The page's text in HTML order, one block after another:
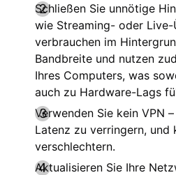
Schließen Sie unnötige
wie Streaming- oder
verbrauchen im
Bandbreite und nutzen
Ihres Computers, was
auch zu Hardware-Lags
Verwenden Sie kein VPN
Latenz zu verringern,
verschlechtern.
Aktualisieren Sie Ihre